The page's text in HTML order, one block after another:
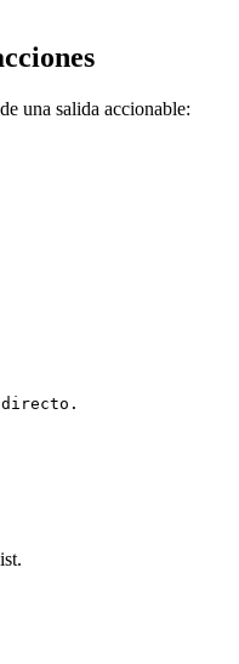
una salida accionable:
directo.